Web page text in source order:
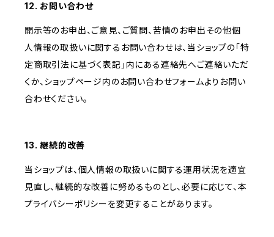
12. お問い合わせ
開示等のお申出、ご意見、ご質問、苦情のお申出その他個
人情報の取扱いに関するお問い合わせは、当ショップの「特
定商取引法に基づく表記」内にある連絡先へご連絡いただ
くか、ショップページ内のお問い合わせフォームよりお問い
合わせください。
13. 継続的改善
当ショップは、個人情報の取扱いに関する運用状況を適宜
見直し、継続的な改善に努めるものとし、必要に応じて、本
プライバシーポリシーを変更することがあります。